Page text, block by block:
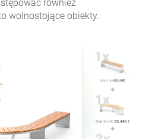
również
wolnostojące obiekty.